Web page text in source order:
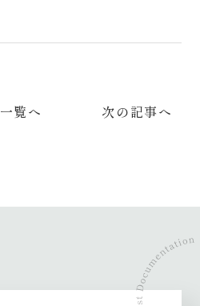
一覧へ 次の記事へ